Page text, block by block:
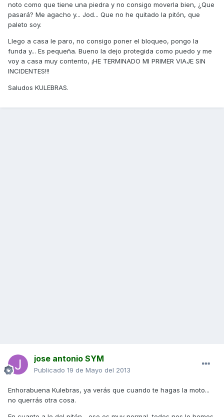
noto como que tiene una piedra y no consigo moverla bien, ¿Que
pasará? Me agacho y... Jod... Que no he quitado la pitón, que
paleto soy.
Llego a casa le paro, no consigo poner el bloqueo, pongo la
funda y... Es pequeña. Bueno la dejo protegida como puedo y me
voy a casa muy contento, ¡HE TERMINADO MI PRIMER VIAJE SIN
INCIDENTES!!!
Saludos KULEBRAS.
jose antonio SYM
Publicado 19 de Mayo del 2013
Enhorabuena Kulebras, ya verás que cuando te hagas la moto...
no querrás otra cosa.